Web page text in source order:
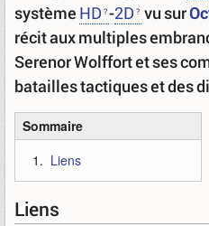
système HD -2D vu sur
récit aux multiples
Serenor Wolffort et ses
batailles tactiques et des
Sommaire
Liens
Liens